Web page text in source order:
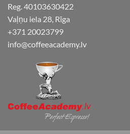
Reg. 40103630422
Vaļņu iela 28, Rīga
+371 20023799
info@coffeeacademy.lv